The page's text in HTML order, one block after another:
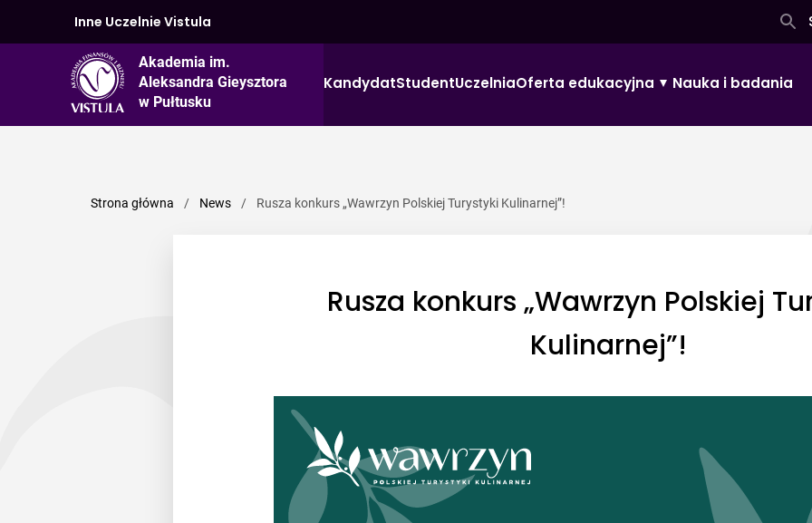
Inne Uczelnie Vistula
Akademia im.
Aleksandra Gieysztora
w Pułtusku
KandydatStudentUczelniaOferta edukacyjna Nauka i badania
Strona główna / News / Rusza konkurs „Wawrzyn Polskiej Turystyki Kulinarnej”!
Rusza konkurs „Wawrzyn Polskiej
Kulinarnej”!